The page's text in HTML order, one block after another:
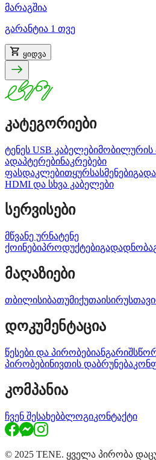
მარაგშია
გარანტია 1 თვე
ყიდვა
კატეგორიები
ტენეს USB კაბელებიმობილურის
ადაპტერებინაკრებები
ფასდაკლებითყურსასმენები
HDMI და სხვა კაბელები
სერვისები
მწვანე ურნატენე
ქოინებიპროდუქტებიგადადნობა
მაღაზიები
თბილისიბათუმიქუთაისირუსთავი
დოკუმენტაცია
წესები და პირობები
პირობებინივთის დაბრუნება
კომპანია
ჩვენ შესახებბლოგიკონტაქტი
© 2025 TENE. ყველა პირობა